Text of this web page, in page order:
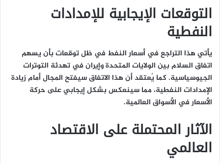
التوقعات الإيجابية للإمدادات
النفطية
يأتي هذا التراجع في أسعار النفط في ظل توقعات بأن يسهم
اتفاق السلام بين الولايات المتحدة وإيران في تهدئة التوترات
الجيوسياسية. كما يُعتقد أن هذا الاتفاق سيفتح المجال أمام زيادة
الإمدادات النفطية، مما سينعكس بشكل إيجابي على حركة
الأسعار في الأسواق العالمية.
الآثار المحتملة على الاقتصاد
العالمي